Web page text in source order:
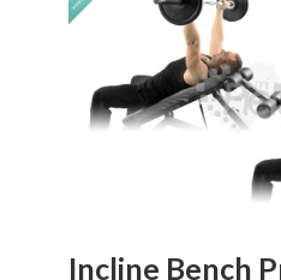
Incline Bench